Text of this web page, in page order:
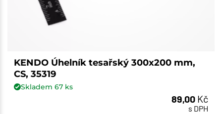
KENDO Úhelník tesařský 300x200 mm,
CS, 35319
Skladem 67ks
89,00 Kč
s DPH